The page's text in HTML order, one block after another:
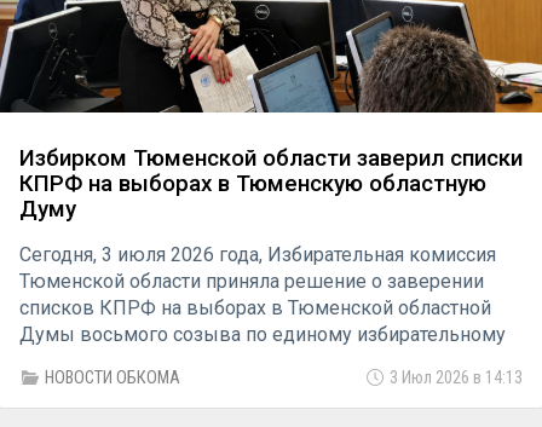
Избирком Тюменской области заверил списки
КПРФ на выборах в Тюменскую областную
Думу
Сегодня, 3 июля 2026 года, Избирательная комиссия
Тюменской области приняла решение о заверении
списков КПРФ на выборах в Тюменской областной
Думы восьмого созыва по единому избирательному
НОВОСТИ ОБКОМА 3 Июл 2026 в 14:13